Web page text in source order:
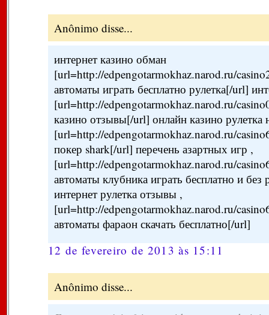
Anônimo disse...
интернет казино обман
[url=http://edpengotarmokhaz.narod.ru/
автоматы играть бесплатно рулетка[/url]
[url=http://edpengotarmokhaz.narod.ru/
казино отзывы[/url] онлайн казино рулетка
[url=http://edpengotarmokhaz.narod.ru/
покер shark[/url] перечень азартных игр ,
[url=http://edpengotarmokhaz.narod.ru/
автоматы клубника играть бесплатно и без
интернет рулетка отзывы ,
[url=http://edpengotarmokhaz.narod.ru/
автоматы фараон скачать бесплатно[/url]
12 de fevereiro de 2013 às 15:11
Anônimo disse...